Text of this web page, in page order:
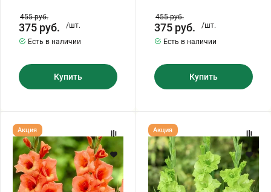
455руб.
375 руб.
/шт.
Есть в наличии
Купить
455руб.
375 руб.
/шт.
Есть в наличии
Купить
Гладиолус
Джессика
(5
шт.
луковиц
в
упаковке)
Акция
Гладиолус
Грин
Стар
(5
шт.
луковиц
в
упаковке)
Акция